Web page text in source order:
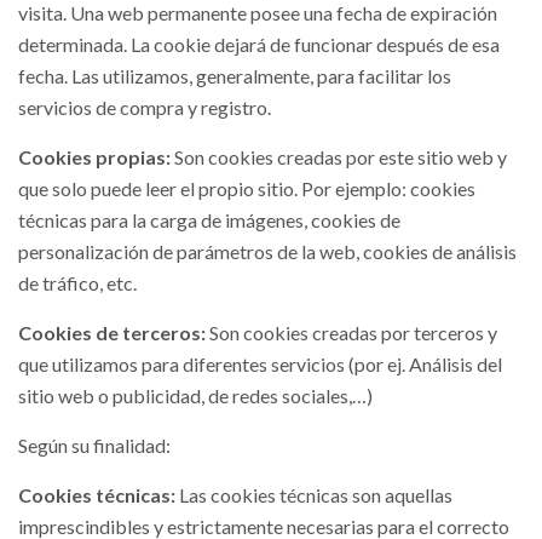
visita. Una web permanente posee una fecha de expiración
determinada. La cookie dejará de funcionar después de esa
fecha. Las utilizamos, generalmente, para facilitar los
servicios de compra y registro.
Cookies propias:Son cookies creadas por este sitio web y
que solo puede leer el propio sitio. Por ejemplo: cookies
técnicas para la carga de imágenes, cookies de
personalización de parámetros de la web, cookies de análisis
de tráfico, etc.
Cookies de terceros:Son cookies creadas por terceros y
que utilizamos para diferentes servicios (por ej. Análisis del
sitio web o publicidad, de redes sociales,…)
Según su finalidad:
Cookies técnicas: Las cookies técnicas son aquellas
imprescindibles y estrictamente necesarias para el correcto